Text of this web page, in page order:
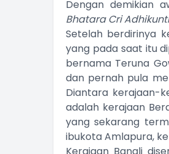
Dengan demikian
Bhatara Cri
Setelah berdirinya
yang pada saat itu
bernama Teruna
dan pernah pula
Diantara kerajaan-
adalah kerajaan
yang sekarang
ibukota Amlapura,